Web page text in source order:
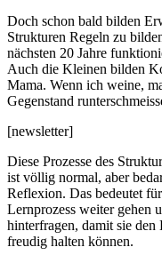
Doch schon bald bilden
Strukturen Regeln zu
nächsten 20 Jahre
Auch die Kleinen bilden
Mama. Wenn ich weine,
Gegenstand
[newsletter]
Diese Prozesse des
ist völlig normal, aber
Reflexion. Das bedeutet
Lernprozess weiter gehen
hinterfragen, damit sie
freudig halten können.